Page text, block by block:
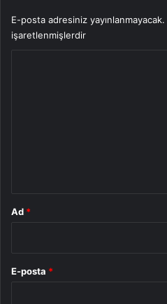
E-posta adresiniz yayınlanmayacak.
işaretlenmişlerdir
Ad *
E-posta *